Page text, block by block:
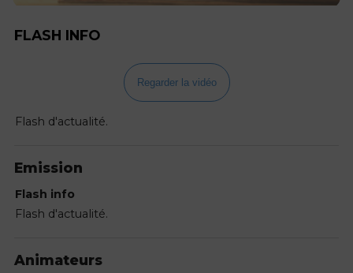
FLASH INFO
Regarder la vidéo
Flash d'actualité.
Emission
Flash info
Flash d'actualité.
Animateurs